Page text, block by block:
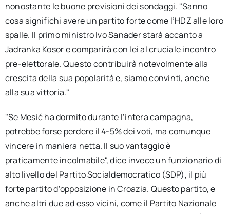
nonostante le buone previsioni dei sondaggi. "Sanno
cosa significhi avere un partito forte come l’HDZ alle loro
spalle. Il primo ministro Ivo Sanader starà accanto a
Jadranka Kosor e comparirà con lei al cruciale incontro
pre-elettorale. Questo contribuirà notevolmente alla
crescita della sua popolarità e, siamo convinti, anche
alla sua vittoria."
"Se Mesić ha dormito durante l’intera campagna,
potrebbe forse perdere il 4-5% dei voti, ma comunque
vincere in maniera netta. Il suo vantaggio è
praticamente incolmabile", dice invece un funzionario di
alto livello del Partito Socialdemocratico (SDP), il più
forte partito d’opposizione in Croazia. Questo partito, e
anche altri due ad esso vicini, come il Partito Nazionale